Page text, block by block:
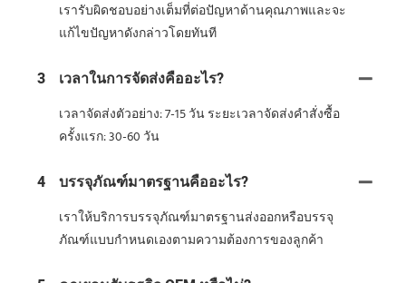
เรารับผิดชอบอย่างเต็มที่ต่อปัญหาด้านคุณภาพและจะ
แก้ไขปัญหาดังกล่าวโดยทันที
3 เวลาในการจัดส่งคืออะไร?
เวลาจัดส่งตัวอย่าง: 7-15 วัน ระยะเวลาจัดส่งคำสั่งซื้อ
ครั้งแรก: 30-60 วัน
4 บรรจุภัณฑ์มาตรฐานคืออะไร?
เราให้บริการบรรจุภัณฑ์มาตรฐานส่งออกหรือบรรจุ
ภัณฑ์แบบกำหนดเองตามความต้องการของลูกค้า